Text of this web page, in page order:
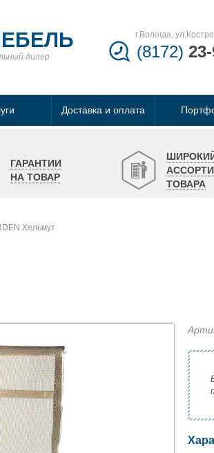
дилер
г.Вологда,
(8172)
Доставка и оплата
ГАРАНТИИ
НА ТОВАР
ТОВАРА
Хельмут